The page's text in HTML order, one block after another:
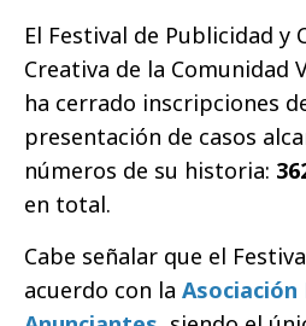
El Festival de Publicidad y
Creativa de la Comunidad
ha cerrado inscripciones
presentación de casos
números de su historia:
en total.
Cabe señalar que el
acuerdo con la Asociación